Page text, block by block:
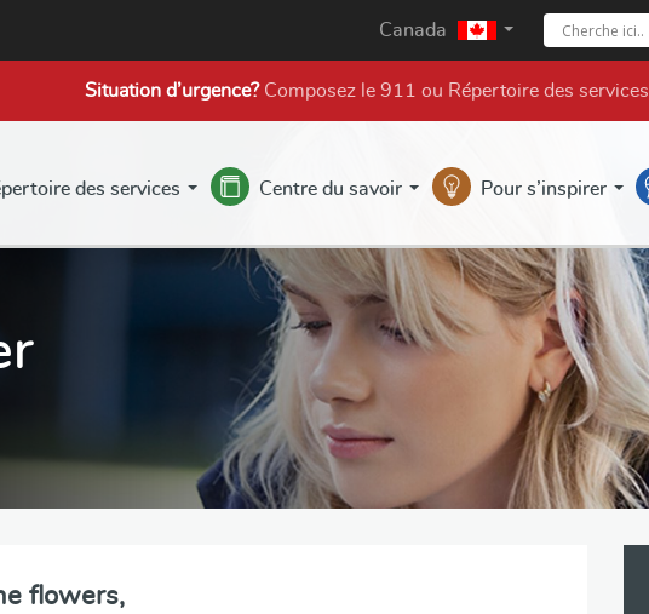
Canada
Situation d’urgence?Composez le 911 ou Répertoire des services
des services Centre du savoir Pour s’inspirer
flowers,